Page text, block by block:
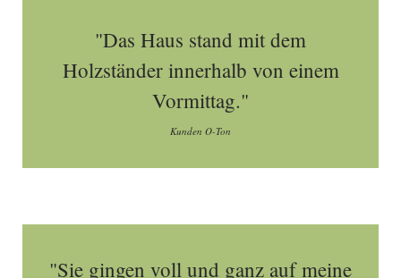
"Das Haus stand mit dem
Holzständer innerhalb von einem
Vormittag."
Kunden O-Ton
"Sie gingen voll und ganz auf meine